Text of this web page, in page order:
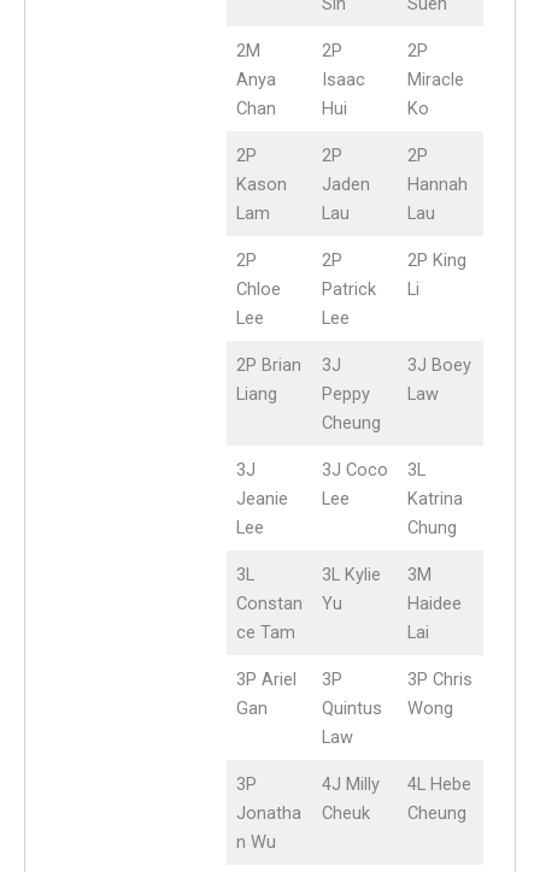
2M
Anya
Chan
2P
Isaac
Hui
2P
Miracle
Ko
2P
Kason
Lam
2P
Jaden
Lau
2P
Hannah
Lau
2P
Chloe
Lee
2P
Patrick
Lee
2P King
Li
2P Brian
Liang
3J
Peppy
Cheung
3J Boey
Law
3J
Jeanie
Lee
3J Coco
Lee
3L
Katrina
Chung
3L
Constan
ce Tam
3L Kylie
Yu
3M
Haidee
Lai
3P Ariel
Gan
3P
Quintus
Law
3P Chris
Wong
3P
Jonatha
n Wu
4J Milly
Cheuk
4L Hebe
Cheung